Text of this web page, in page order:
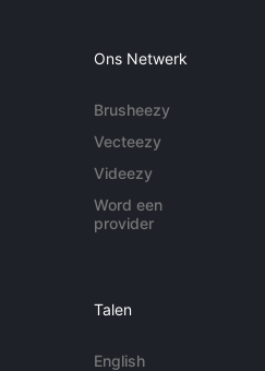
Ons Netwerk
Brusheezy
Vecteezy
Videezy
Word een
provider
Talen
English